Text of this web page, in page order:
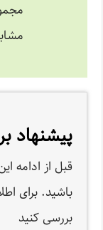
پیشنهاد
قبل از ادامه
باشید. برای
بررسی کنید